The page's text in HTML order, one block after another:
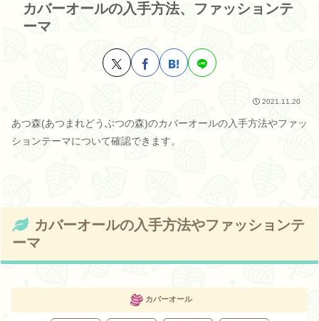
カバーオールの入手方法、ファッションテ
ーマ
2021.11.20
あつ森(あつまれどうぶつの森)のカバーオールの入手方法やファッ
ションテーマについて確認できます。
カバーオールの入手方法やファッションテ
ーマ
カバーオール